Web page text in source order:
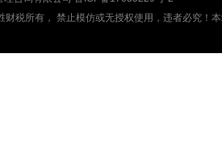
财税所有， 禁止模仿或无授权使用，违者必究！